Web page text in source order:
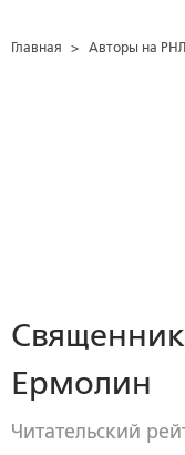
Главная > Авторы на РНЛ
Ермолин
Читательский